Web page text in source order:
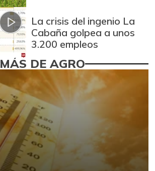
La crisis del ingenio La
Cabaña golpea a unos
3.200 empleos
MÁS DE AGRO